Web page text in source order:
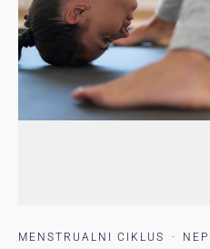
MENSTRUALNI CIKLUS ·